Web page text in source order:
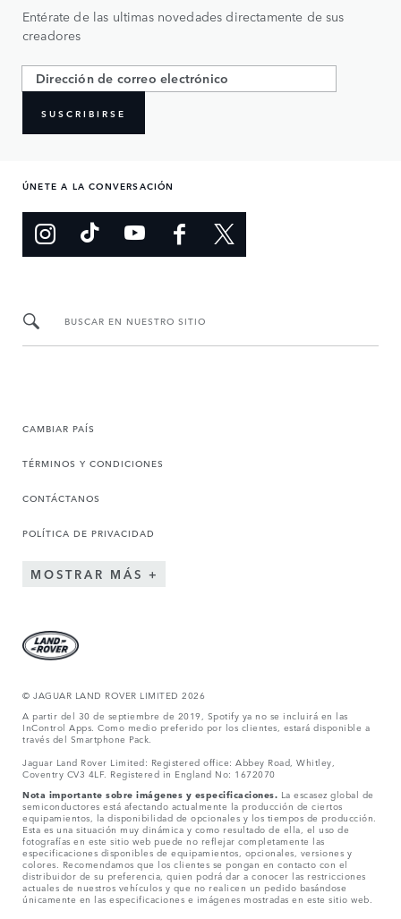
Entérate de las ultimas novedades directamente de sus
creadores
SUSCRIBIRSE
ÚNETE A LA CONVERSACIÓN
BUSCAR EN NUESTRO SITIO
CAMBIAR PAÍS
TÉRMINOS Y CONDICIONES
CONTÁCTANOS
POLÍTICA DE PRIVACIDAD
MOSTRAR MÁS
© JAGUAR LAND ROVER LIMITED 2026
A partir del 30 de septiembre de 2019, Spotify ya no se incluirá en las
InControl Apps. Como medio preferido por los clientes, estará disponible a
través del Smartphone Pack.
Jaguar Land Rover Limited: Registered office: Abbey Road, Whitley,
Coventry CV3 4LF. Registered in England No: 1672070
Nota importante sobre imágenes y especificaciones. La escasez global de
semiconductores está afectando actualmente la producción de ciertos
equipamientos, la disponibilidad de opcionales y los tiempos de producción.
Esta es una situación muy dinámica y como resultado de ella, el uso de
fotografías en este sitio web puede no reflejar completamente las
especificaciones disponibles de equipamientos, opcionales, versiones y
colores. Recomendamos que los clientes se pongan en contacto con el
distribuidor de su preferencia, quien podrá dar a conocer las restricciones
actuales de nuestros vehículos y que no realicen un pedido basándose
únicamente en las especificaciones e imágenes mostradas en este sitio web.